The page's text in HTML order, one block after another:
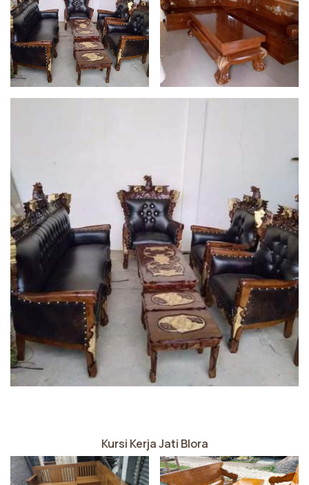
Kursi Kerja Jati Blora